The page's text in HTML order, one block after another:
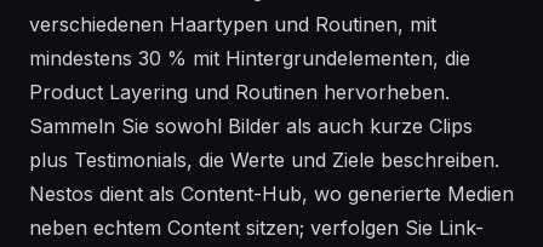
verschiedenen Haartypen und Routinen, mit
mindestens 30 % mit Hintergrundelementen, die
Product Layering und Routinen hervorheben.
Sammeln Sie sowohl Bilder als auch kurze Clips
plus Testimonials, die Werte und Ziele beschreiben.
Nestos dient als Content-Hub, wo generierte Medien
neben echtem Content sitzen; verfolgen Sie Link-